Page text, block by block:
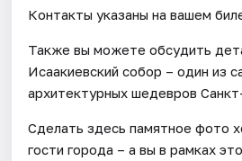
Контакты указаны на вашем
Также вы можете обсудить
Исаакиевский собор – один из
архитектурных шедевров
Сделать здесь памятное фото
гости города – а вы в рамках